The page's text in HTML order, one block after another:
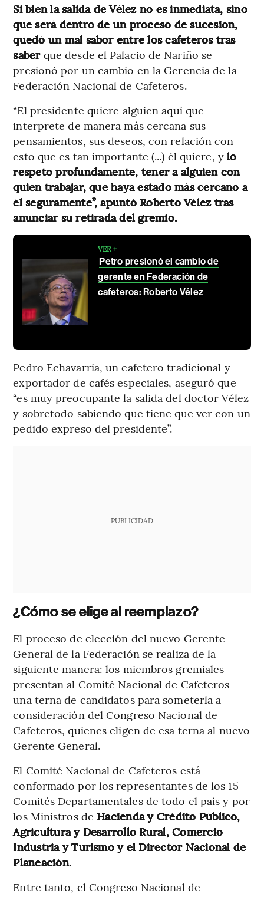
Si bien la salida de Vélez no es inmediata, sino
que será dentro de un proceso de sucesión,
quedó un mal sabor entre los cafeteros tras
saber que desde el Palacio de Nariño se
presionó por un cambio en la Gerencia de la
Federación Nacional de Cafeteros.
“El presidente quiere alguien aquí que
interprete de manera más cercana sus
pensamientos, sus deseos, con relación con
esto que es tan importante (...) él quiere, y lo
respeto profundamente, tener a alguien con
quien trabajar, que haya estado más cercano a
él seguramente”, apuntó Roberto Vélez tras
anunciar su retirada del gremio.
VER +
Petro presionó el cambio de
gerente en Federación de
cafeteros: Roberto Vélez
Pedro Echavarría, un cafetero tradicional y
exportador de cafés especiales, aseguró que
“es muy preocupante la salida del doctor Vélez
y sobretodo sabiendo que tiene que ver con un
pedido expreso del presidente”.
PUBLICIDAD
¿Cómo se elige al reemplazo?
El proceso de elección del nuevo Gerente
General de la Federación se realiza de la
siguiente manera: los miembros gremiales
presentan al Comité Nacional de Cafeteros
una terna de candidatos para someterla a
consideración del Congreso Nacional de
Cafeteros, quienes eligen de esa terna al nuevo
Gerente General.
El Comité Nacional de Cafeteros está
conformado por los representantes de los 15
Comités Departamentales de todo el país y por
los Ministros de Hacienda y Crédito Público,
Agricultura y Desarrollo Rural, Comercio
Industria y Turismo y el Director Nacional de
Planeación.
Entre tanto, el Congreso Nacional de